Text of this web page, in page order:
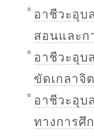
อาชีวะอุบ
สอนและก
อาชีวะอุบ
ขัดเกลาจิ
อาชีวะอุบ
ทางการศึ